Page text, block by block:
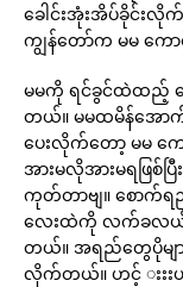
ခေါင်းအုံးအိပ်ခိုင်းလို
ကျွန်တော်က မမ ကော
မမကို ရင်ခွင်ထဲထည့် ပ
တယ်။ မမထမိန်အော
ပေးလိုက်တော့ မမ ကေ
အားမလိုအားမရဖြ
ကုတ်တာဗျ။ စောက်
လေးထဲကို လက်ခလယ်
တယ်။ အရည်တွေပိုမျ
လိုက်တယ်။ ဟင့် းးးဟ